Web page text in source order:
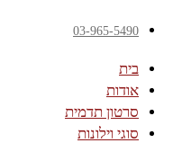
03-965-5490
בית
אודות
סרטון תדמית
סוגי וילונות